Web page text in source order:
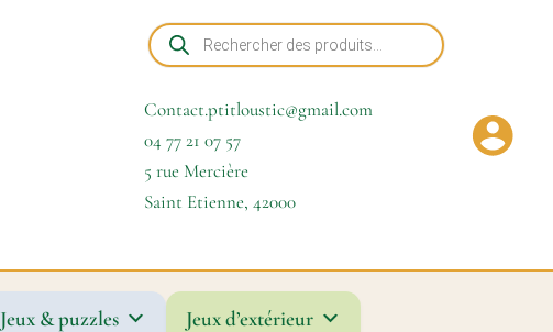
Recherche
de
produits
Contact.ptitloustic@gmail.com
04 77 21 07 57
5 rue Mercière
Saint Etienne, 42000
Jeux & puzzles Jeux d’extérieur